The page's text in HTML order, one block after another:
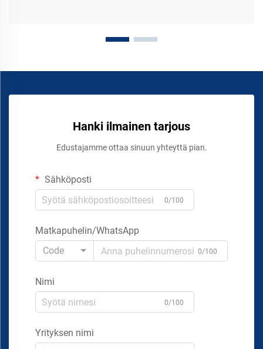
Hanki ilmainen tarjous
Edustajamme ottaa sinuun yhteyttä pian.
Sähköposti
0/100
Matkapuhelin/WhatsApp
Code
0/100
Nimi
0/100
Yrityksen nimi